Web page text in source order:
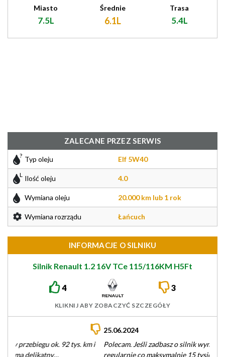
Miasto
7.5L
Średnie
6.1L
Trasa
5.4L
ZALECANE PRZEZ SERWIS
Typ oleju Elf 5W40
Ilość oleju 4.0
Wymiana oleju 20.000 km lub 1 rok
Wymiana rozrządu Łańcuch
INFORMACJE O SILNIKU
Silnik Renault 1.2 16V TCe 115/116KM H5Ft
4 3
KLIKNIJ ABY ZOBACZYĆ SZCZEGÓŁY
Polecam. Jeśli zadbasz o silnik wymieniając olej i filtry
regularnie co maksymalnie 15 tysięcy . A po przejechaniu 120